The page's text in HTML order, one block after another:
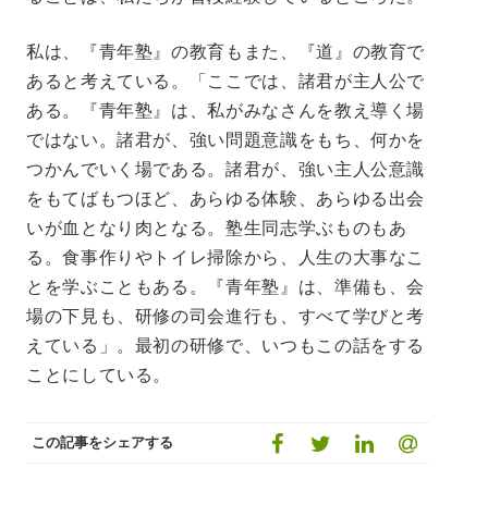
私は、『青年塾』の教育もまた、『道』の教育で
あると考えている。「ここでは、諸君が主人公で
ある。『青年塾』は、私がみなさんを教え導く場
ではない。諸君が、強い問題意識をもち、何かを
つかんでいく場である。諸君が、強い主人公意識
をもてばもつほど、あらゆる体験、あらゆる出会
いが血となり肉となる。塾生同志学ぶものもあ
る。食事作りやトイレ掃除から、人生の大事なこ
とを学ぶこともある。『青年塾』は、準備も、会
場の下見も、研修の司会進行も、すべて学びと考
えている」。最初の研修で、いつもこの話をする
ことにしている。
この記事をシェアする